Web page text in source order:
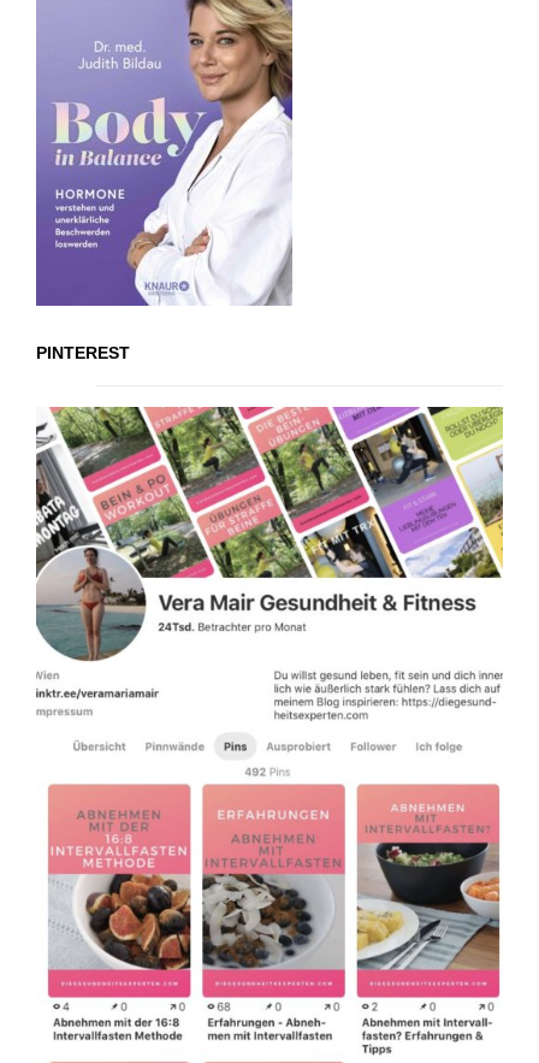
PINTEREST